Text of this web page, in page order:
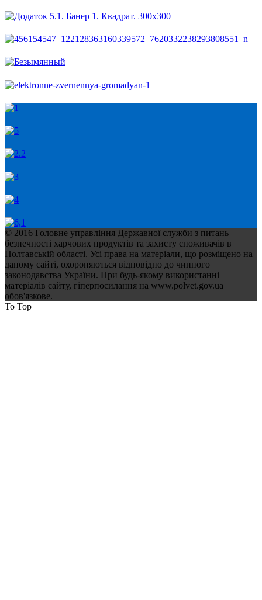
© 2016 Головне управління Державної служби з питань
безпечності харчових продуктів та захисту споживачів в
Полтавській області. Усі права на матеріали, що розміщено на
даному сайті, охороняються відповідно до чинного
законодавства України. При будь-якому використанні
матеріалів сайту, гіперпосилання на www.polvet.gov.ua
обов'язкове.
To Top